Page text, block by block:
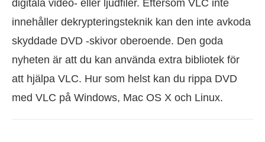
digitala video- eller ljudfiler. Eftersom VLC inte
innehåller dekrypteringsteknik kan den inte avkoda
skyddade DVD -skivor oberoende. Den goda
nyheten är att du kan använda extra bibliotek för
att hjälpa VLC. Hur som helst kan du rippa DVD
med VLC på Windows, Mac OS X och Linux.